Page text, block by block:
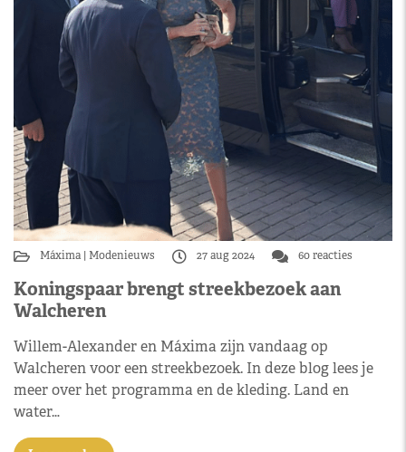
Máxima Modenieuws 27 aug 2024 60 reacties
Koningspaar brengt streekbezoek aan
Walcheren
Willem-Alexander en Máxima zijn vandaag op
Walcheren voor een streekbezoek. In deze blog lees je
meer over het programma en de kleding. Land en
water…